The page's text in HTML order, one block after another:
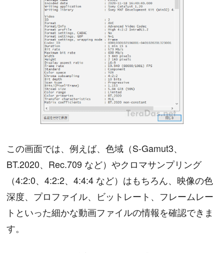
この画面では、例えば、色域（S-Gamut3、
BT.2020、Rec.709 など）やクロマサンプリング
（4:2:0、4:2:2、4:4:4 など）はもちろん、映像の色
深度、プロファイル、ビットレート、フレームレー
トといった細かな動画ファイルの情報を確認できま
す。